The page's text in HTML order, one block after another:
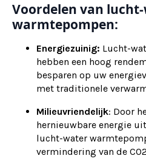
Voordelen van
warmtepompen:
Energiezuinig: Lucht-
hebben een hoog
besparen op uw
met traditionele
Milieuvriendelijk: Door
hernieuwbare energie
lucht-water
vermindering van de